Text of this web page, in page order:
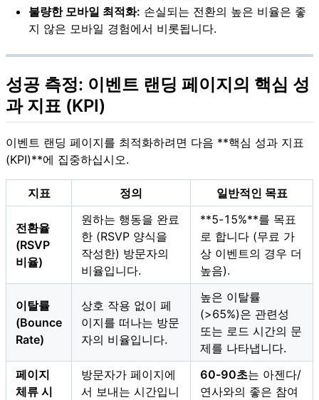
불량한 모바일 최적화: 손실되는 전환의 높은 비율은 좋
지 않은 모바일 경험에서 비롯됩니다.
성공 측정: 이벤트 랜딩 페이지의 핵심 성
과 지표 (KPI)
이벤트 랜딩 페이지를 최적화하려면 다음 **핵심 성과 지표
(KPI)**에 집중하십시오.
지표 정의 일반적인 목표
전환율
(RSVP
비율)
원하는 행동을 완료
한 (RSVP 양식을
작성한) 방문자의
비율입니다.
**5-15%**를 목표
로 합니다 (무료 가
상 이벤트의 경우 더
높음).
이탈률
(Bounce
Rate)
상호 작용 없이 페
이지를 떠나는 방문
자의 비율입니다.
높은 이탈률
(>65%)은 관련성
또는 로드 시간의 문
제를 나타냅니다.
페이지
체류 시
방문자가 페이지에
서 보내는 시간입니
60-90초는 아젠다/
연사와의 좋은 참여